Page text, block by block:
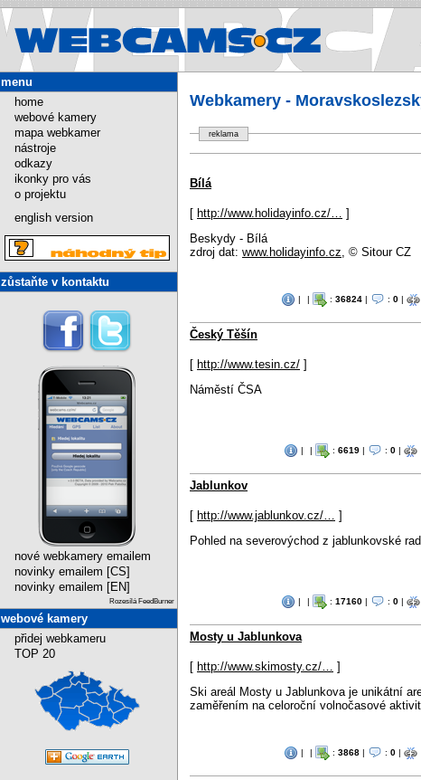
Webcams.cz -
Webkamery -
reklama
Bílá
[ http://www.holidayinfo.cz/…
]
Beskydy - Bílá
zdroj dat: www.holidayinfo.cz , © Sitour CZ
| | : 36824| : 0|
Český Těšín
[ http://www.tesin.cz/ ]
Náměstí ČSA
| | : 6619| : 0|
Jablunkov
[ http://www.jablunkov.cz/…
]
Pohled na severovýchod z jablunkovské
| | : 17160| : 0|
Mosty u Jablunkova
[ http://www.skimosty.cz/…
]
Ski areál Mosty u Jablunkova je unikátní
zaměřením na celoroční volnočasové
| | : 3868| : 0|
menu
home
webové kamery
mapa webkamer
nástroje
odkazy
ikonky pro vás
o projektu
english version
zůstaňte v kontaktu
nové webkamery emailem
novinky emailem [CS]
novinky emailem [EN]
Rozesílá FeedBurner
webové kamery
přidej webkameru
TOP 20